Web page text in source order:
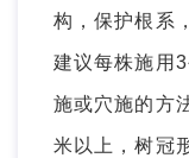
构，保护根系
建议每株施用
施或穴施的方
米以上，树冠